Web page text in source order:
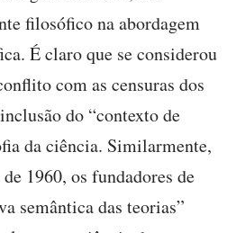
filosófico na abordagem
É claro que se considerou
com as censuras dos
do “contexto de
da ciência. Similarmente,
1960, os fundadores de
semântica das teorias”